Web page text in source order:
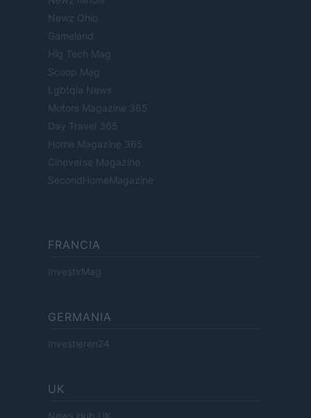
Newz Ohio
Gameland
Hig Tech Mag
Scoop Mag
Lgbtqia News
Motors Magazine 365
Day Travel 365
Home Magazine 365
Cineverse Magazine
SecondHomeMagazine
FRANCIA
InvestirMag
GERMANIA
Investieren24
UK